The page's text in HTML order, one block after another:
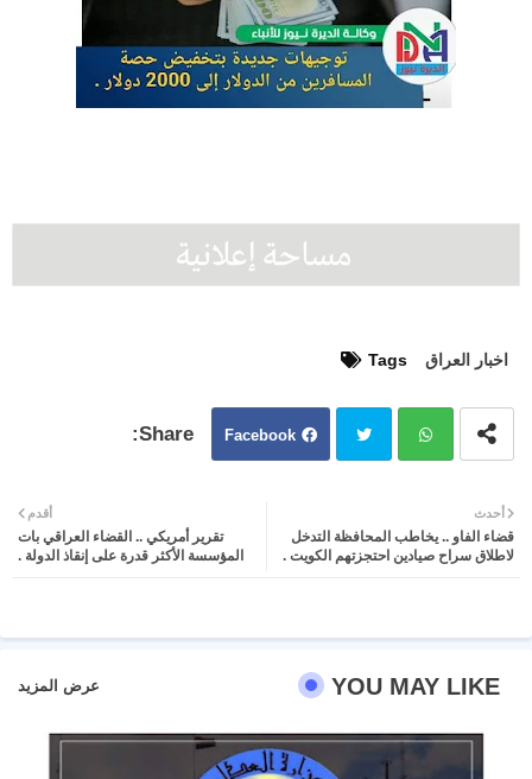
Tags اخبار العراق
Facebook
ter atsa
أحدث
قضاء الفاو .. يخاطب المحافظة التدخل
لاطلاق سراح صيادين احتجزتهم الكويت .
أقدم
تقرير أمريكي .. القضاء العراقي بات
المؤسسة الأكثر قدرة على إنقاذ الدولة .
YOU MAY LIKE عرض المزيد